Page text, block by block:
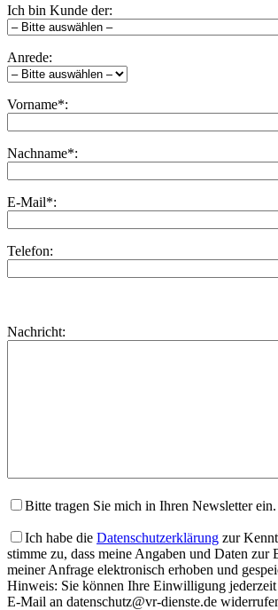
Ich bin Kunde der:
Anrede:
Vorname*:
Nachname*:
E-Mail*:
Telefon:
dieses
lasse
Nachricht:
Bitte tragen Sie mich in Ihren Newsletter ein.
Ich habe die Datenschutzerklärung zur
stimme zu, dass meine Angaben und Daten zur
meiner Anfrage elektronisch erhoben und
Hinweis: Sie können Ihre Einwilligung
E-Mail an datenschutz@vr-dienste.de